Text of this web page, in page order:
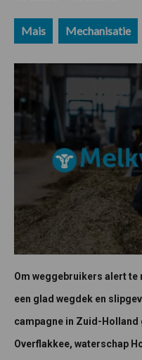
Mais Mechanisatie
Om weggebruikers alert te
een glad wegdek en
campagne in Zuid-Holland
Overflakkee, waterschap